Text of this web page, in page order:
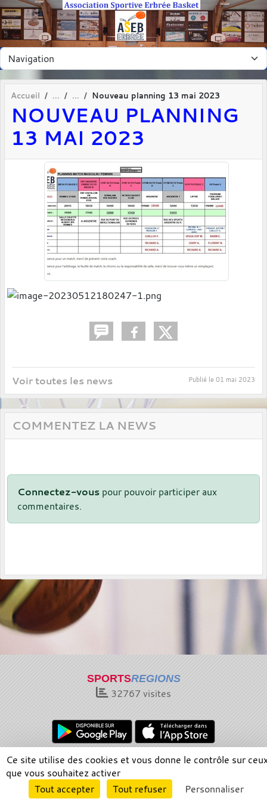
Accueil Nouveau planning 13 mai 2023
NOUVEAU PLANNING
13 MAI 2023
Voir toutes les news Publié le 01 mai 2023
COMMENTEZ LA NEWS
Connectez-vous pour pouvoir participer aux
commentaires.
SPORTSREGIONS
32767visites
Charte cookies
Gestion des cookies
Informations légales
Signaler un contenu inapproprié
Envie de participer ?
Connexion
Panneau de gestion des cookies
Ce site utilise des cookies et vous donne le contrôle sur
que vous souhaitez activer
Tout accepter
Tout refuser Personnaliser